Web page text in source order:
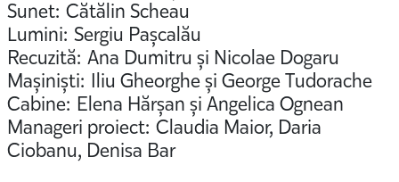
Sunet: Cătălin Scheau
Lumini: Sergiu Pașcalău
Recuzită: Ana Dumitru și Nicolae Dogaru
Mașiniști: Iliu Gheorghe și George Tudorache
Cabine: Elena Hărșan și Angelica Ognean
Manageri proiect: Claudia Maior, Daria
Ciobanu, Denisa Bar